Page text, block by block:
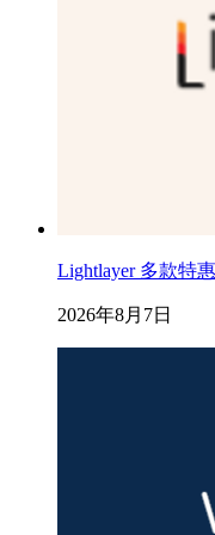
Lightlayer 多款特
2026年8月7日